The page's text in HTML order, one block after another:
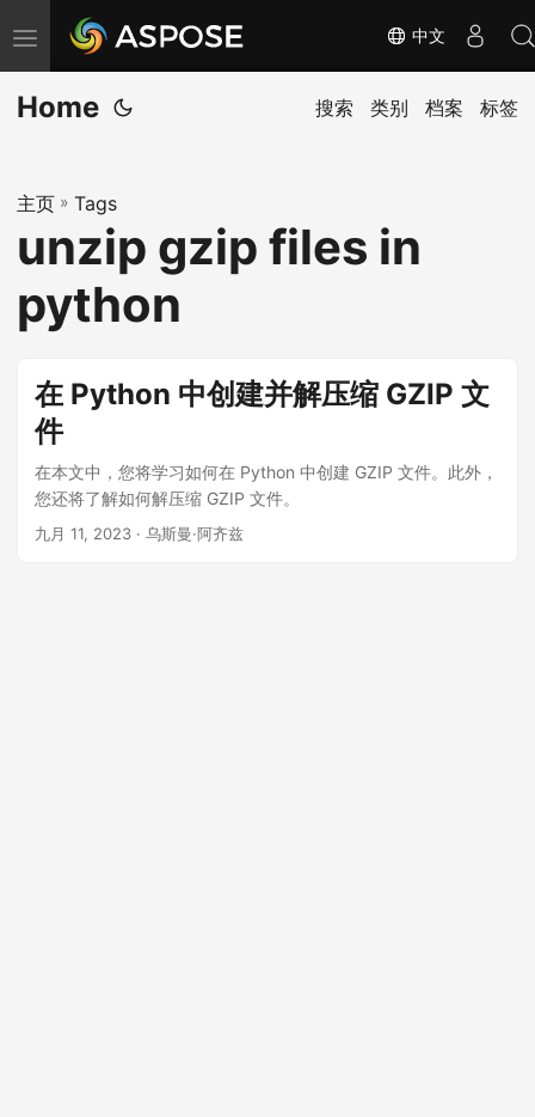
切
换
导
中文
Home 搜索 类别 档案 标签
主页 » Tags
unzip gzip files in
python
在 Python 中创建并解压缩 GZIP 文
件
在本文中，您将学习如何在 Python 中创建 GZIP 文件。此外，
您还将了解如何解压缩 GZIP 文件。
九月 11, 2023 · 乌斯曼·阿齐兹